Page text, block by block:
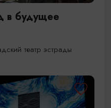
в будущее
театр эстрады